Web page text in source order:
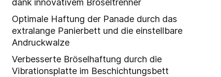
dank innovativem Bröseltrenner
Optimale Haftung der Panade durch das
extralange Panierbett und die einstellbare
Andruckwalze
Verbesserte Bröselhaftung durch die
Vibrationsplatte im Beschichtungsbett